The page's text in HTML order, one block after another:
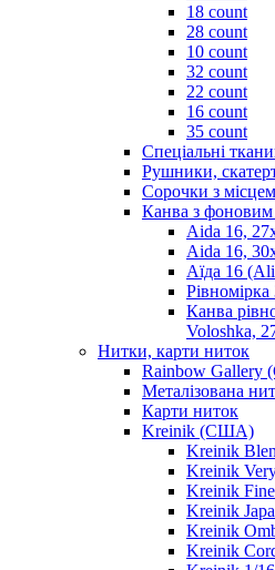
18 count
28 count
10 count
32 count
22 count
16 count
35 count
Спеціальні
Рушники,
Сорочки з
Канва з
Aida 16,
Aida 16,
Аїда 16
Канва
Voloshka,
Нитки, карти ниток
Rainbow
Металізована
Карти ниток
Kreinik (США)
Kreinik
Kreinik
Kreinik
Kreinik
Kreinik
Kreinik